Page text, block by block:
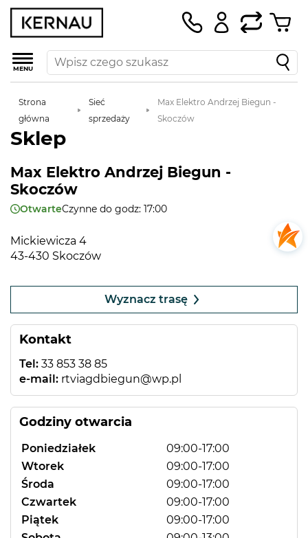
MENU
Strona
główna
Sieć
sprzedaży
Max Elektro Andrzej Biegun -
Skoczów
Sklep
Max Elektro Andrzej Biegun -
Skoczów
OtwarteCzynne do godz: 17:00
Mickiewicza 4
43-430 Skoczów
Kontakt
Tel: 33 853 38 85
e-mail: rtviagdbiegun@wp.pl
Godziny otwarcia
Poniedziałek
09:00-17:00
Wtorek
09:00-17:00
Środa
09:00-17:00
Czwartek
09:00-17:00
Piątek
09:00-17:00
−
Wyznacz trasę